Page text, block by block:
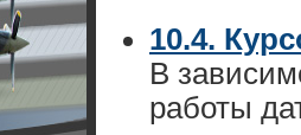
10.4.
В
работы